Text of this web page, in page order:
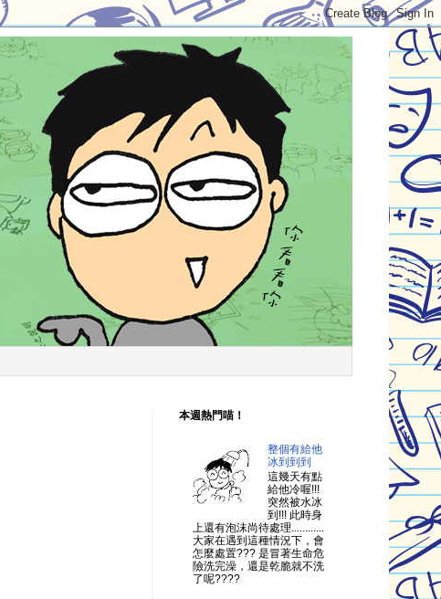
本週熱門喵！
整個有給他
冰到到到
這幾天有點
給他冷喔!!!
突然被水冰
到!!! 此時身
上還有泡沫尚待處理............
大家在遇到這種情況下，會
怎麼處置??? 是冒著生命危
險洗完澡，還是乾脆就不洗
了呢????